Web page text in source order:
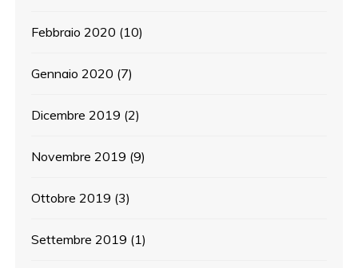
Febbraio 2020 (10)
Gennaio 2020 (7)
Dicembre 2019 (2)
Novembre 2019 (9)
Ottobre 2019 (3)
Settembre 2019 (1)